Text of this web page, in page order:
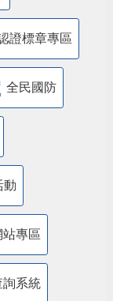
證標章專區
全民國防
動
專區
系統